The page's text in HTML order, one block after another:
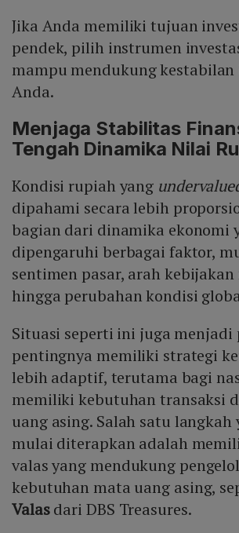
Jika Anda memiliki tujuan
pendek, pilih instrumen
mampu mendukung kestabilan
Anda.
Menjaga Stabilitas
Tengah Dinamika Nilai
Kondisi rupiah yang
dipahami secara lebih
bagian dari dinamika ekonomi
dipengaruhi berbagai faktor,
sentimen pasar, arah kebijakan
hingga perubahan kondisi
Situasi seperti ini juga menjadi
pentingnya memiliki strategi
lebih adaptif, terutama bagi
memiliki kebutuhan transaksi
uang asing. Salah satu langkah
mulai diterapkan adalah
valas yang mendukung
kebutuhan mata uang asing,
Valasdari DBS Treasures.